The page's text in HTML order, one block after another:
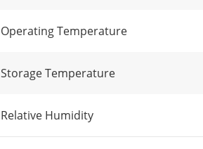
Operating Temperature
Storage Temperature
Relative Humidity